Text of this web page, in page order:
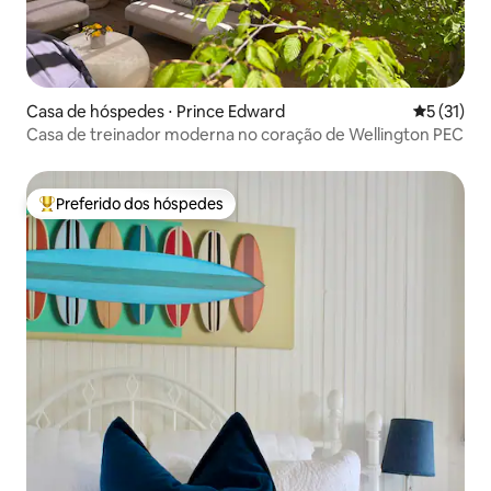
Casa de hóspedes ⋅ Prince Edward 5 de uma
5 (31)
Casa de treinador moderna no coração de Wellington PEC
Entre os melhores preferidos dos hóspedes
Preferido dos hóspedes